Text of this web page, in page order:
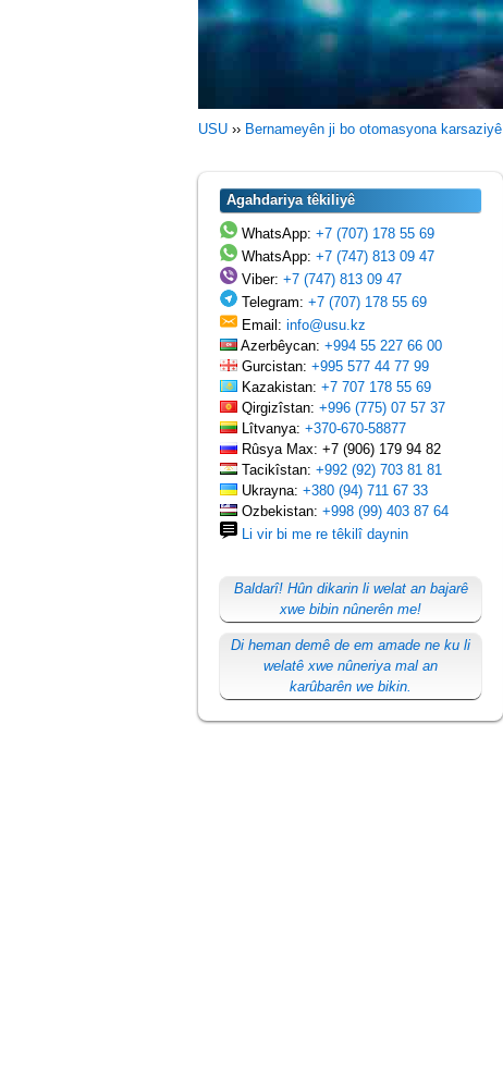
USU ›› Bernameyên ji bo otomasyona karsaziyê
Agahdariya têkiliyê
WhatsApp: +7 (707) 178 55 69
WhatsApp: +7 (747) 813 09 47
Viber: +7 (747) 813 09 47
Telegram: +7 (707) 178 55 69
Email: info@usu.kz
Azerbêycan: +994 55 227 66 00
Gurcistan: +995 577 44 77 99
Kazakistan: +7 707 178 55 69
Qirgizîstan: +996 (775) 07 57 37
Lîtvanya: +370-670-58877
Rûsya Max: +7 (906) 179 94 82
Tacikîstan: +992 (92) 703 81 81
Ukrayna: +380 (94) 711 67 33
Ozbekistan: +998 (99) 403 87 64
Li vir bi me re têkilî daynin
Baldarî! Hûn dikarin li welat an bajarê
xwe bibin nûnerên me!
Di heman demê de em amade ne ku li
welatê xwe nûneriya mal an
karûbarên we bikin.